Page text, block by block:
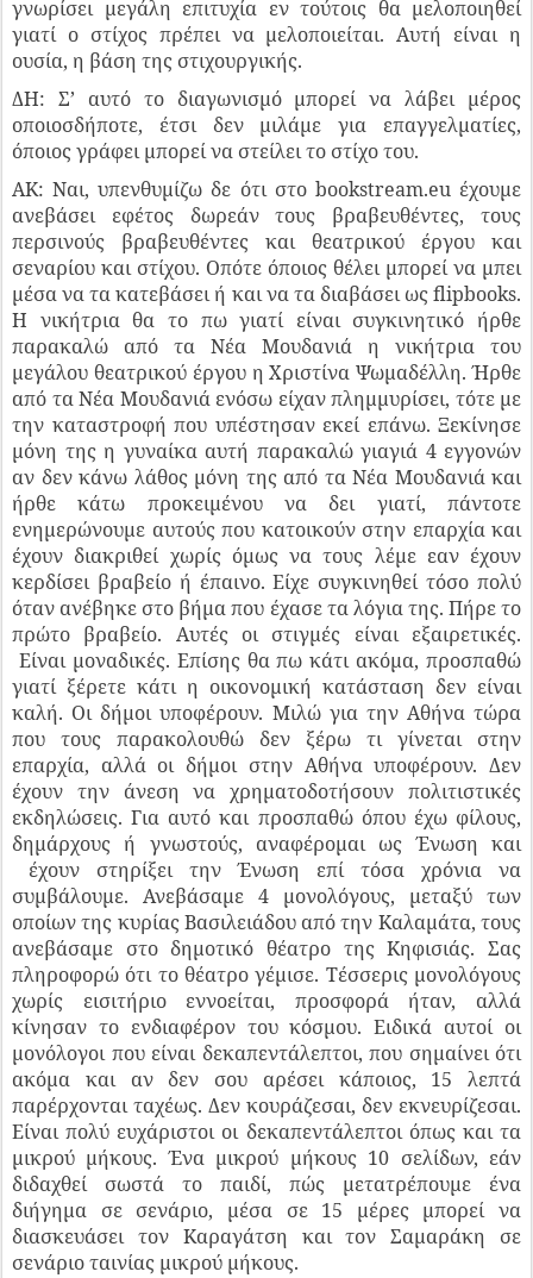
γνωρίσει μεγάλη επιτυχία εν τούτοις θα μελοποιηθεί
γιατί ο στίχος πρέπει να μελοποιείται. Αυτή είναι η
ουσία, η βάση της στιχουργικής.
ΔΗ: Σ’ αυτό το διαγωνισμό μπορεί να λάβει μέρος
οποιοσδήποτε, έτσι δεν μιλάμε για επαγγελματίες,
όποιος γράφει μπορεί να στείλει το στίχο του.
ΑΚ: Ναι, υπενθυμίζω δε ότι στο bookstream.eu έχουμε
ανεβάσει εφέτος δωρεάν τους βραβευθέντες, τους
περσινούς βραβευθέντες και θεατρικού έργου και
σεναρίου και στίχου. Οπότε όποιος θέλει μπορεί να μπει
μέσα να τα κατεβάσει ή και να τα διαβάσει ως flipbooks.
Η νικήτρια θα το πω γιατί είναι συγκινητικό ήρθε
παρακαλώ από τα Νέα Μουδανιά η νικήτρια του
μεγάλου θεατρικού έργου η Χριστίνα Ψωμαδέλλη. Ήρθε
από τα Νέα Μουδανιά ενόσω είχαν πλημμυρίσει, τότε με
την καταστροφή που υπέστησαν εκεί επάνω. Ξεκίνησε
μόνη της η γυναίκα αυτή παρακαλώ γιαγιά 4 εγγονών
αν δεν κάνω λάθος μόνη της από τα Νέα Μουδανιά και
ήρθε κάτω προκειμένου να δει γιατί, πάντοτε
ενημερώνουμε αυτούς που κατοικούν στην επαρχία και
έχουν διακριθεί χωρίς όμως να τους λέμε εαν έχουν
κερδίσει βραβείο ή έπαινο. Είχε συγκινηθεί τόσο πολύ
όταν ανέβηκε στο βήμα που έχασε τα λόγια της. Πήρε το
πρώτο βραβείο. Αυτές οι στιγμές είναι εξαιρετικές.
Είναι μοναδικές. Επίσης θα πω κάτι ακόμα, προσπαθώ
γιατί ξέρετε κάτι η οικονομική κατάσταση δεν είναι
καλή. Οι δήμοι υποφέρουν. Μιλώ για την Αθήνα τώρα
που τους παρακολουθώ δεν ξέρω τι γίνεται στην
επαρχία, αλλά οι δήμοι στην Αθήνα υποφέρουν. Δεν
έχουν την άνεση να χρηματοδοτήσουν πολιτιστικές
εκδηλώσεις. Για αυτό και προσπαθώ όπου έχω φίλους,
δημάρχους ή γνωστούς, αναφέρομαι ως Ένωση και
έχουν στηρίξει την Ένωση επί τόσα χρόνια να
συμβάλουμε. Ανεβάσαμε 4 μονολόγους, μεταξύ των
οποίων της κυρίας Βασιλειάδου από την Καλαμάτα, τους
ανεβάσαμε στο δημοτικό θέατρο της Κηφισιάς. Σας
πληροφορώ ότι το θέατρο γέμισε. Τέσσερις μονολόγους
χωρίς εισιτήριο εννοείται, προσφορά ήταν, αλλά
κίνησαν το ενδιαφέρον του κόσμου. Ειδικά αυτοί οι
μονόλογοι που είναι δεκαπεντάλεπτοι, που σημαίνει ότι
ακόμα και αν δεν σου αρέσει κάποιος, 15 λεπτά
παρέρχονται ταχέως. Δεν κουράζεσαι, δεν εκνευρίζεσαι.
Είναι πολύ ευχάριστοι οι δεκαπεντάλεπτοι όπως και τα
μικρού μήκους. Ένα μικρού μήκους 10 σελίδων, εάν
διδαχθεί σωστά το παιδί, πώς μετατρέπουμε ένα
διήγημα σε σενάριο, μέσα σε 15 μέρες μπορεί να
διασκευάσει τον Καραγάτση και τον Σαμαράκη σε
σενάριο ταινίας μικρού μήκους.